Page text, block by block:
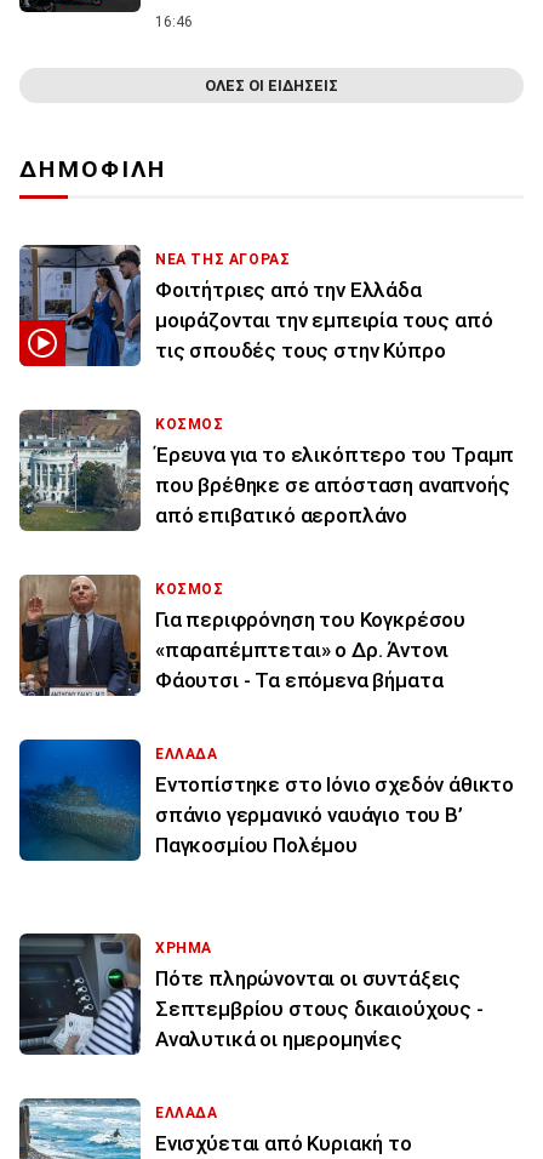
16:46
ΟΛΕΣ ΟΙ ΕΙΔΗΣΕΙΣ
ΔΗΜΟΦΙΛΗ
ΝΕΑ ΤΗΣ ΑΓΟΡΑΣ
Φοιτήτριες από την Ελλάδα
μοιράζονται την εμπειρία τους από
τις σπουδές τους στην Κύπρο
ΚΟΣΜΟΣ
Έρευνα για το ελικόπτερο του Τραμπ
που βρέθηκε σε απόσταση αναπνοής
από επιβατικό αεροπλάνο
ΚΟΣΜΟΣ
Για περιφρόνηση του Κογκρέσου
«παραπέμπτεται» ο Δρ. Άντονι
Φάουτσι - Τα επόμενα βήματα
ΕΛΛΑΔΑ
Εντοπίστηκε στο Ιόνιο σχεδόν άθικτο
σπάνιο γερμανικό ναυάγιο του Β’
Παγκοσμίου Πολέμου
ΧΡΗΜΑ
Πότε πληρώνονται οι συντάξεις
Σεπτεμβρίου στους δικαιούχους -
Αναλυτικά οι ημερομηνίες
ΕΛΛΑΔΑ
Ενισχύεται από Κυριακή το